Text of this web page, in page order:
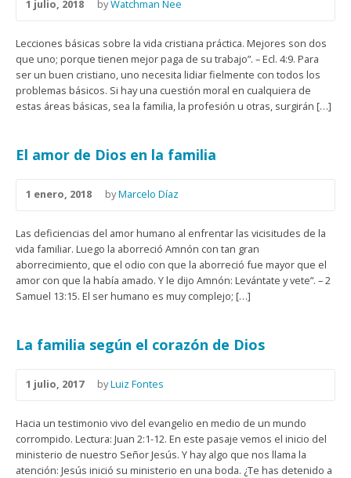
1 julio, 2018 byWatchman Nee
Lecciones básicas sobre la vida cristiana práctica. Mejores son dos
que uno; porque tienen mejor paga de su trabajo”. – Ecl. 4:9. Para
ser un buen cristiano, uno necesita lidiar fielmente con todos los
problemas básicos. Si hay una cuestión moral en cualquiera de
estas áreas básicas, sea la familia, la profesión u otras, surgirán […]
El amor de Dios en la familia
1 enero, 2018 byMarcelo Díaz
Las deficiencias del amor humano al enfrentar las vicisitudes de la
vida familiar. Luego la aborreció Amnón con tan gran
aborrecimiento, que el odio con que la aborreció fue mayor que el
amor con que la había amado. Y le dijo Amnón: Levántate y vete”. – 2
Samuel 13:15. El ser humano es muy complejo; […]
La familia según el corazón de Dios
1 julio, 2017 byLuiz Fontes
Hacia un testimonio vivo del evangelio en medio de un mundo
corrompido. Lectura: Juan 2:1-12. En este pasaje vemos el inicio del
ministerio de nuestro Señor Jesús. Y hay algo que nos llama la
atención: Jesús inició su ministerio en una boda. ¿Te has detenido a